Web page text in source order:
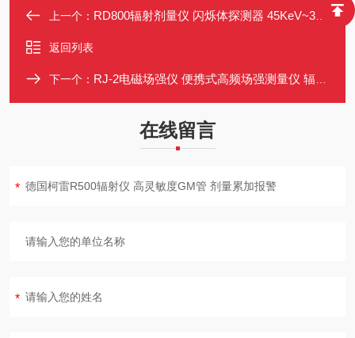
上一个： RD800辐射剂量仪 闪烁体探测器 45KeV~3MeV能量响应长杆式辐射仪
返回列表
下一个： RJ-2电磁场强仪 便携式高频场强测量仪 辐射仪 劳动保护环境监测适用
在线留言